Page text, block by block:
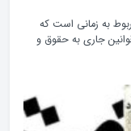
به زمانی است که
جاری به حقوق و